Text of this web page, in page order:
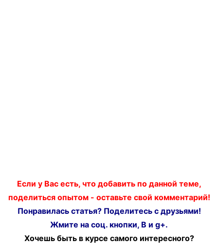
Если у Вас есть, что добавить по данной теме,
поделиться опытом - оставьте свой комментарий!
Понравилась статья? Поделитесь с друзьями!
Жмите на соц. кнопки, В и g+.
Хочешь быть в курсе самого интересного?